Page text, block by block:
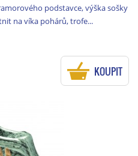
podstavce, výška sošky
na víka pohárů, trofe...
KOUPIT